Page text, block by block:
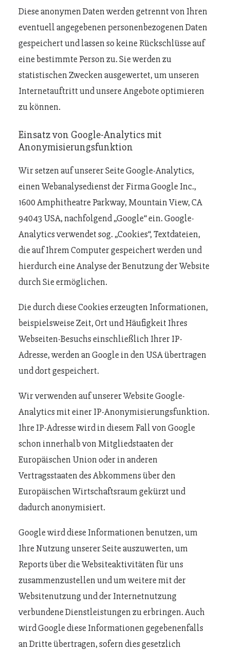
Diese anonymen Daten werden getrennt von Ihren
eventuell angegebenen personenbezogenen Daten
gespeichert und lassen so keine Rückschlüsse auf
eine bestimmte Person zu. Sie werden zu
statistischen Zwecken ausgewertet, um unseren
Internetauftritt und unsere Angebote optimieren
zu können.
Einsatz von Google-Analytics mit
Anonymisierungsfunktion
Wir setzen auf unserer Seite Google-Analytics,
einen Webanalysedienst der Firma Google Inc.,
1600 Amphitheatre Parkway, Mountain View, CA
94043 USA, nachfolgend „Google“ ein. Google-
Analytics verwendet sog. „Cookies“, Textdateien,
die auf Ihrem Computer gespeichert werden und
hierdurch eine Analyse der Benutzung der Website
durch Sie ermöglichen.
Die durch diese Cookies erzeugten Informationen,
beispielsweise Zeit, Ort und Häufigkeit Ihres
Webseiten-Besuchs einschließlich Ihrer IP-
Adresse, werden an Google in den USA übertragen
und dort gespeichert.
Wir verwenden auf unserer Website Google-
Analytics mit einer IP-Anonymisierungsfunktion.
Ihre IP-Adresse wird in diesem Fall von Google
schon innerhalb von Mitgliedstaaten der
Europäischen Union oder in anderen
Vertragsstaaten des Abkommens über den
Europäischen Wirtschaftsraum gekürzt und
dadurch anonymisiert.
Google wird diese Informationen benutzen, um
Ihre Nutzung unserer Seite auszuwerten, um
Reports über die Websiteaktivitäten für uns
zusammenzustellen und um weitere mit der
Websitenutzung und der Internetnutzung
verbundene Dienstleistungen zu erbringen. Auch
wird Google diese Informationen gegebenenfalls
an Dritte übertragen, sofern dies gesetzlich